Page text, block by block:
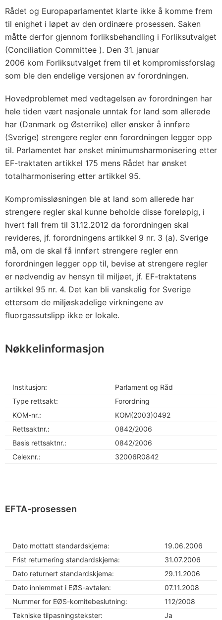
Rådet og Europaparlamentet klarte ikke å komme frem
til enighet i løpet av den ordinære prosessen. Saken
måtte derfor gjennom forliksbehandling i Forliksutvalget
(Conciliation Committee ). Den 31. januar
2006 kom Forliksutvalget frem til et kompromissforslag
som ble den endelige versjonen av forordningen.
Hovedproblemet med vedtagelsen av forordningen har
hele tiden vært nasjonale unntak for land som allerede
har (Danmark og Østerrike) eller ønsker å innføre
(Sverige) strengere regler enn forordningen legger opp
til. Parlamentet har ønsket minimumsharmonisering etter
EF-traktaten artikkel 175 mens Rådet har ønsket
totalharmonisering etter artikkel 95.
Kompromissløsningen ble at land som allerede har
strengere regler skal kunne beholde disse foreløpig, i
hvert fall frem til 31.12.2012 da forordningen skal
revideres, jf. forordningens artikkel 9 nr. 3 (a). Sverige
må, om de skal få innført strengere regler enn
forordningen legger opp til, bevise at strengere regler
er nødvendig av hensyn til miljøet, jf. EF-traktatens
artikkel 95 nr. 4. Det kan bli vanskelig for Sverige
ettersom de miljøskadelige virkningene av
fluorgassutslipp ikke er lokale.
Nøkkelinformasjon
Institusjon:
Parlament og Råd
Type rettsakt:
Forordning
KOM-nr.:
KOM(2003)0492
Rettsaktnr.:
0842/2006
Basis rettsaktnr.:
0842/2006
Celexnr.:
32006R0842
EFTA-prosessen
Dato mottatt standardskjema:
19.06.2006
Frist returnering standardskjema:
31.07.2006
Dato returnert standardskjema:
29.11.2006
Dato innlemmet i EØS-avtalen:
07.11.2008
Nummer for EØS-komitebeslutning:
112/2008
Tekniske tilpasningstekster:
Ja